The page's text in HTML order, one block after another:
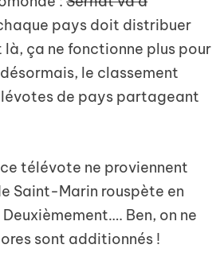
pays doit distribuer
là, ça ne fonctionne plus pour
le classement
de pays partageant
télévote ne proviennent
Saint-Marin rouspète en
Ben, on ne
sont additionnés !